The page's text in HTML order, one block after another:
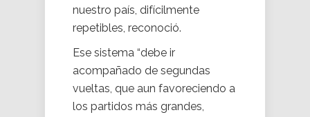
nuestro país, difícilmente
repetibles, reconoció.
Ese sistema “debe ir
acompañado de segundas
vueltas, que aun favoreciendo a
los partidos más grandes,